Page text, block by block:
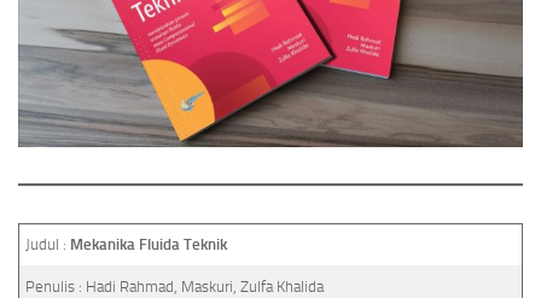
Judul : Mekanika Fluida Teknik
Penulis : Hadi Rahmad, Maskuri, Zulfa Khalida